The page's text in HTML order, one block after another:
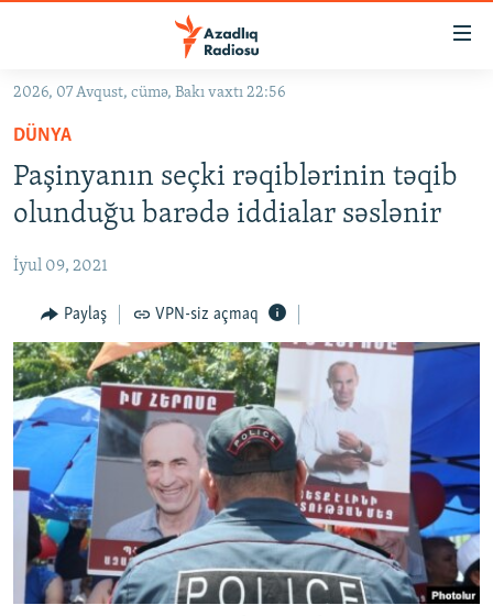
Əsas
qayıt
Əsas
naviqasiyaya
qayıt
Axtarışa
keç
KORRUPSIOMETR
FƏRQƏ BAX
QANUNI DOĞRU
ARAŞDIRMA
MULTIMEDIA
FOTOQALEREYA
İNFOQRAFIKA
KARIKATURA
RADIO ARXIV
OXU ZALI
AZƏRBAYCAN ƏDƏBIYYATI KITABXANASI
İSLAM VƏ DEMOKRATIYA
İZ - MƏDƏNIYYƏT PROQRAMI
HAQQIMIZDA
MISSIYAMIZ
PEŞƏ ETIKASI VƏ JURNALISTIKA STANDARTLARIMIZ
MATERIALLARIMIZDAN ISTIFADƏ
BIZI IZLƏ
2026, 07 Avqust, cümə, Bakı vaxtı 22:56
DÜNYA
Paşinyanın seçki rəqiblərinin təqib
olunduğu barədə iddialar səslənir
İyul 09, 2021
Paylaş VPN-siz açmaq